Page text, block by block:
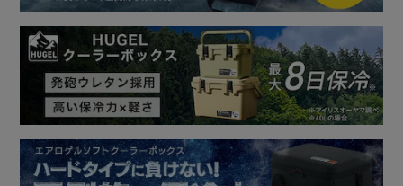
食材や小物などもすっきり仕分けるインナートレー付きで
す。ボックス内が整理できて快適です。
【60L】
冷蔵庫技術を［家］から［外］へ。
約22日保冷。※アイリスオーヤマ試験結果
◆家電メーカーアイリスオーヤマだからこそ実現できた保冷
力